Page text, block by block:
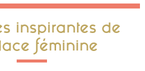
inspirantes de
féminine